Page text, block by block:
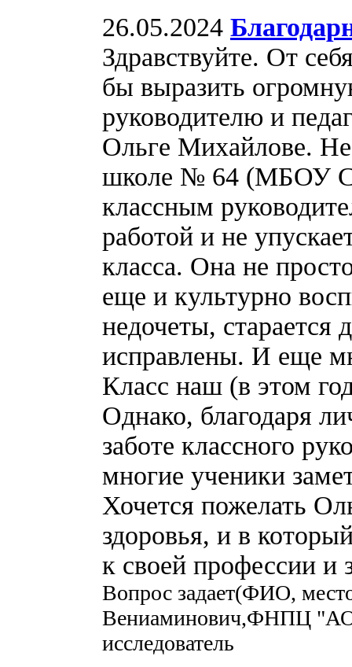
26.05.2024
Здравствуйте. От
бы выразить
руководителю и
Ольге Михайлове. Не
школе № 64 (МБОУ
классным
работой и не
класса. Она не
еще и культурно
недочеты,
исправлены. И еще
Класс наш (в этом
Однако, благодаря
заботе классного
многие ученики
Хочется пожелать
здоровья, и в
к своей профессии
Вопрос задает(ФИО,
Вениаминович,ФНПЦ
исследователь